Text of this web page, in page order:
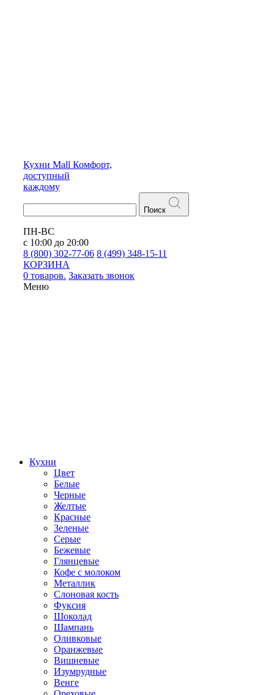
Кухни Mall Комфорт,
доступный
каждому
Поиск
ПН-ВС
с 10:00 до 20:00
8 (800) 302-77-06 8 (499) 348-15-11
КОРЗИНА
0 товаров. Заказать звонок
Меню
Кухни
Цвет
Белые
Черные
Желтые
Красные
Зеленые
Серые
Бежевые
Глянцевые
Кофе с молоком
Металлик
Слоновая кость
Фуксия
Шоколад
Шампань
Оливковые
Оранжевые
Вишневые
Изумрудные
Венге